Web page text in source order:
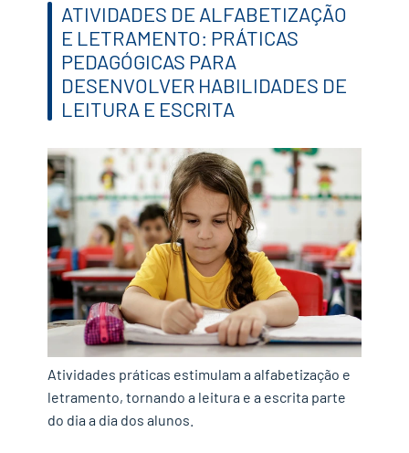
ATIVIDADES DE ALFABETIZAÇÃO
E LETRAMENTO: PRÁTICAS
PEDAGÓGICAS PARA
DESENVOLVER HABILIDADES DE
LEITURA E ESCRITA
Atividades práticas estimulam a alfabetização e
letramento, tornando a leitura e a escrita parte
do dia a dia dos alunos.